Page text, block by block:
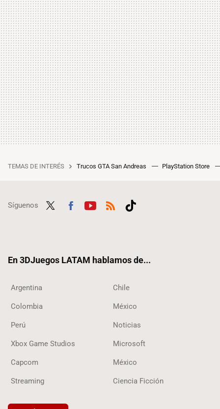
TEMAS DE INTERÉS Trucos GTA San Andreas PlayStation Store
Síguenos
En 3DJuegos LATAM hablamos de...
Argentina Chile
Colombia México
Perú Noticias
Xbox Game Studios Microsoft
Capcom México
Streaming Ciencia Ficción